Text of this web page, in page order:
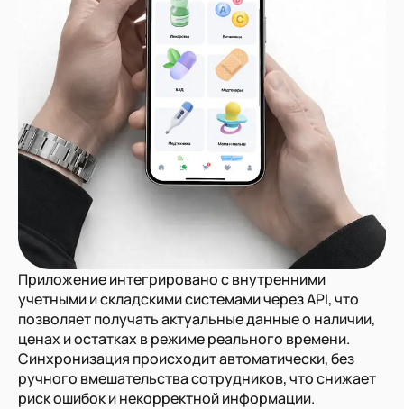
Приложение интегрировано с внутренними
учетными и складскими системами через API, что
позволяет получать актуальные данные о наличии,
ценах и остатках в режиме реального времени.
Синхронизация происходит автоматически, без
ручного вмешательства сотрудников, что снижает
риск ошибок и некорректной информации.